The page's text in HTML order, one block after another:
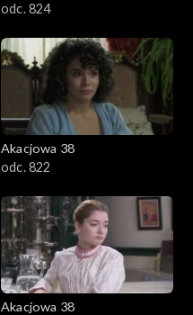
odc. 824
Akacjowa 38
odc. 822
Akacjowa 38